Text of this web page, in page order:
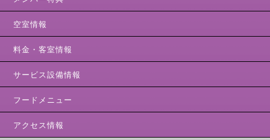
空室情報
料金・客室情報
サービス設備情報
フードメニュー
アクセス情報